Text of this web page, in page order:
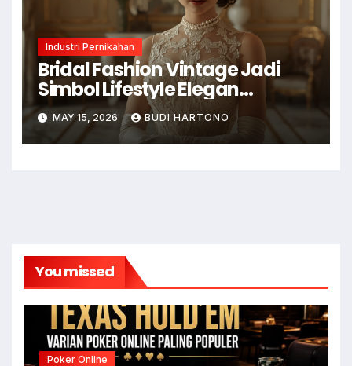
Industri Pernikahan
Bridal Fashion Vintage Jadi
Simbol Lifestyle Elegan
Digandrungi
MAY 15, 2026 BUDI HARTONO
You missed
Poker Online